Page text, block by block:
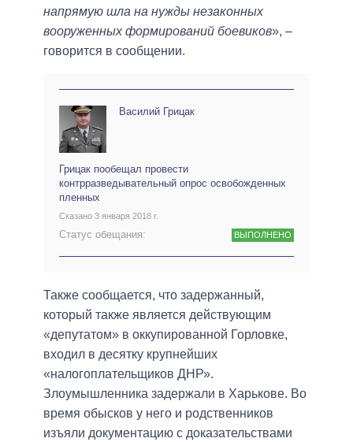
напрямую шла на нужды незаконных
вооруженных формирований боевиков», –
говорится в сообщении.
Василий Грицак
Грицак пообещал провести
контрразведывательный опрос освобожденных
пленных
Сказано 3 января 2018 г.
Статус обещания: ВЫПОЛНЕНО
Также сообщается, что задержанный,
который также является действующим
«депутатом» в оккупированной Горловке,
входил в десятку крупнейших
«налогоплательщиков ДНР».
Злоумышленника задержали в Харькове. Во
время обысков у него и родственников
изъяли документацию с доказательствами